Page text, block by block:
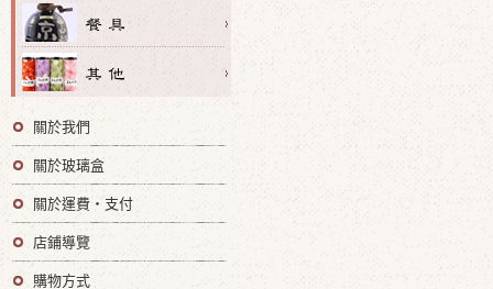
關於我們
關於玻璃盒
關於運費・支付
店鋪導覽
購物方式